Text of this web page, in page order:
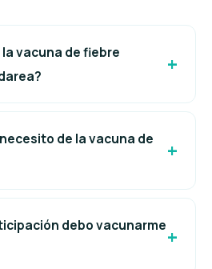
vacuna de fiebre
de la vacuna de
debo vacunarme